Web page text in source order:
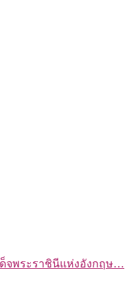
ด็จพระราชินีแห่งอังกฤษ…